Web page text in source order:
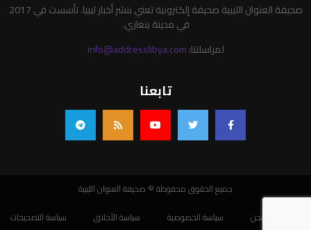
صحيفة العنوان الليبية صحيفة إلكترونية تعني بنشر أخبار ليبيا. تأسست في 2017
في مدينة بنغازي.
لمراسلتنا:info@addresslibya.com
تابعنا
جميع الحقوق محفوظة © صحيفة العنوان الليبية
من نحن
سياسة الخصوصية سياسة الأخلاق
سياسة التصحيحات